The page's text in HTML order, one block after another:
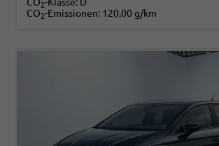
CO2-Klasse: D
CO2-Emissionen: 120,00 g/km